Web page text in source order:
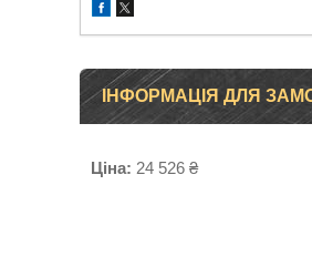
ІНФОРМАЦІЯ ДЛЯ
Ціна: 24 526 ₴